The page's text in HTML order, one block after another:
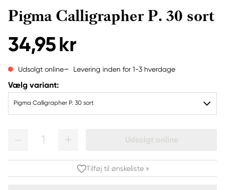
Pigma Calligrapher P. 30 sort
34,95 kr
Udsolgt online Levering inden for 1-3 hverdage
Vælg variant:
Pigma Calligrapher P. 30 sort
1 Udsolgt online
Tilføj til ønskeliste »